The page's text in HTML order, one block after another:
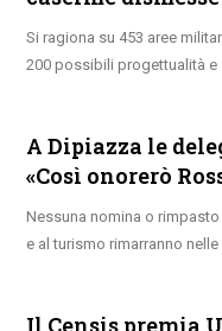
Si ragiona su 453 aree
200 possibili progettualità e
A Dipiazza le
«Così onorerò
Nessuna nomina o
e al turismo rimarranno
Il Censis premia